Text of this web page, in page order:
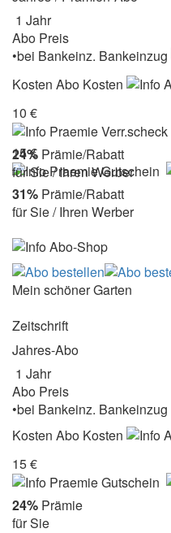
1 Jahr
Abo Preis
•bei Bankeinz. Bankeinzug
Kosten Abo Kosten
10 €
24% Prämie/Rabatt
für Sie / Ihren Werber
15 €
31% Prämie/Rabatt
für Sie / Ihren Werber
Mein schöner Garten
Zeitschrift
Jahres-Abo
1 Jahr
Abo Preis
•bei Bankeinz. Bankeinzug
Kosten Abo Kosten
15 €
24% Prämie
für Sie